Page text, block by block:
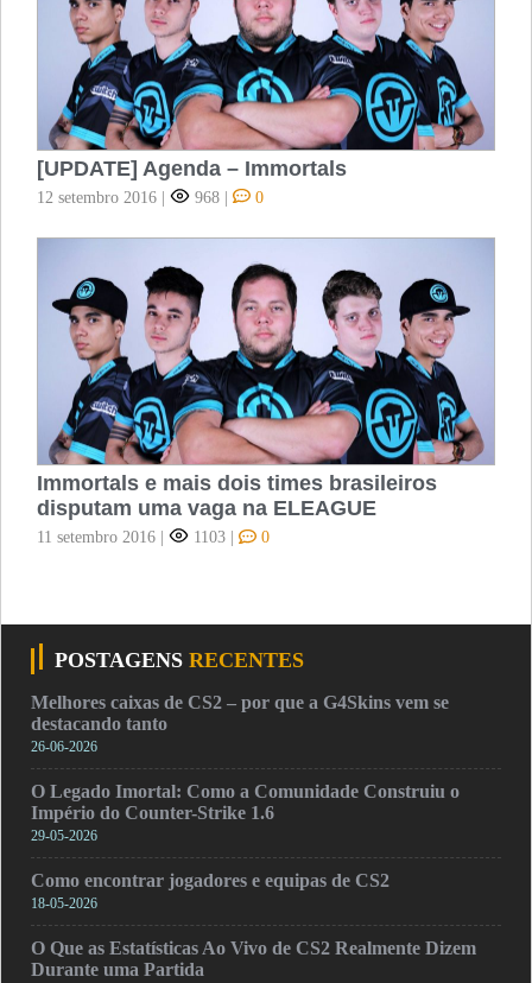
[UPDATE] Agenda – Immortals
12 setembro 2016 | 968 | 0
Immortals e mais dois times brasileiros
disputam uma vaga na ELEAGUE
11 setembro 2016 | 1103 | 0
POSTAGENS RECENTES
Melhores caixas de CS2 – por que a G4Skins vem se
destacando tanto
26-06-2026
O Legado Imortal: Como a Comunidade Construiu o
Império do Counter-Strike 1.6
29-05-2026
Como encontrar jogadores e equipas de CS2
18-05-2026
O Que as Estatísticas Ao Vivo de CS2 Realmente Dizem
Durante uma Partida